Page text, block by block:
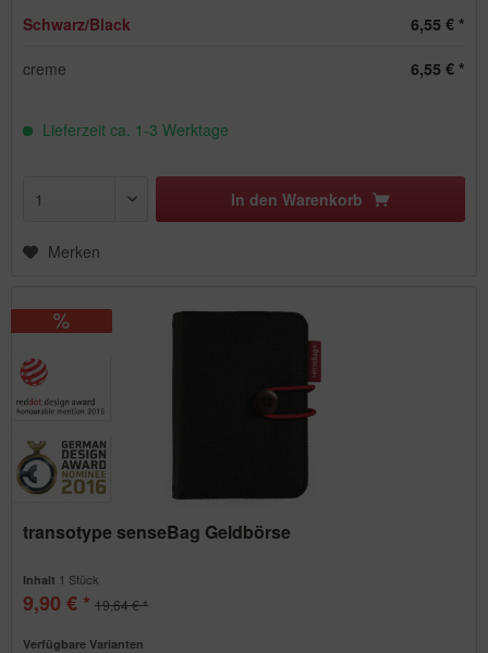
Schwarz/Black 6,55 € *
creme 6,55 € *
Lieferzeit ca. 1-3 Werktage
In den Warenkorb
Merken
transotype senseBag Geldbörse
Inhalt 1 Stück
9,90 € * 19,64 € *
Verfügbare Varianten